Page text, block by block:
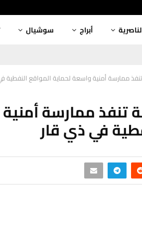
أبراج سوشيال
ممارسة أمنية واسعة لحماية المواقع النفطية
تنفذ ممارسة
في ذي قار